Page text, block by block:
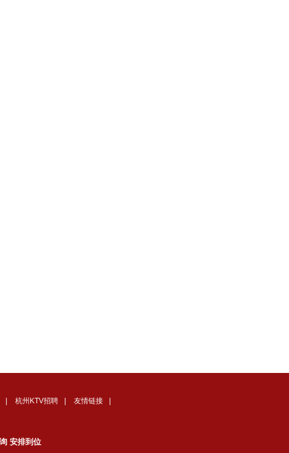
杭州KTV招聘 友情链接
安排到位